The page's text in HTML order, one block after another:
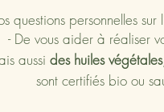
questions personnelles sur
- De vous aider à réaliser
aussi des huiles
sont certifiés bio ou